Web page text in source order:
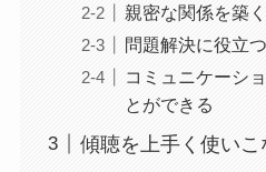
親密な関係を築
問題解決に役立
コミュニケーシ
とができる
傾聴を上手く使いこ